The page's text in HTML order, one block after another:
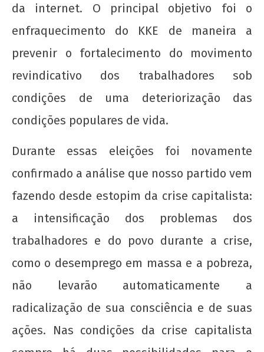
da internet. O principal objetivo foi o
enfraquecimento do KKE de maneira a
prevenir o fortalecimento do movimento
revindicativo dos trabalhadores sob
condições de uma deteriorização das
condições populares de vida.
Durante essas eleições foi novamente
confirmado a análise que nosso partido vem
fazendo desde estopim da crise capitalista:
a intensificação dos problemas dos
trabalhadores e do povo durante a crise,
como o desemprego em massa e a pobreza,
não levarão automaticamente a
radicalização de sua consciência e de suas
ações. Nas condições da crise capitalista